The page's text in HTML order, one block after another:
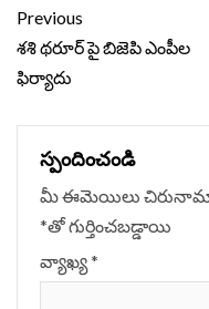
Continue
Reading
Previous
శశి థరూర్‌ పై బిజెపి ఎంపీల
ఫిర్యాదు
స్పందించండి
మీ ఈమెయిలు చిరునామా
*‌తో గుర్తించబడ్డాయి
వ్యాఖ్య*